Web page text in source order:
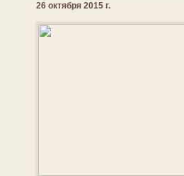
26 октября 2015 г.